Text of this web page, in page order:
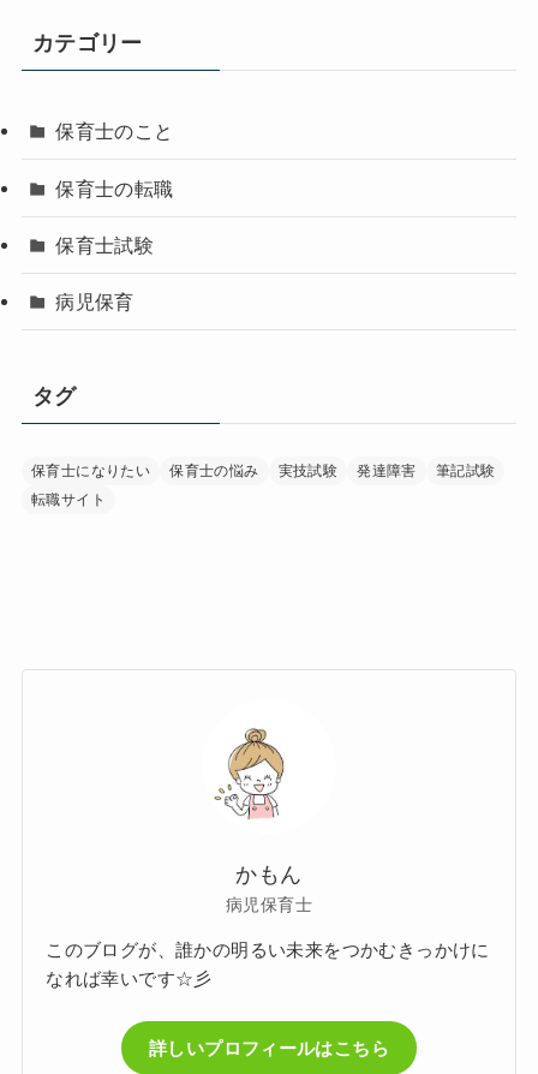
カテゴリー
保育士のこと
保育士の転職
保育士試験
病児保育
タグ
保育士になりたい 保育士の悩み 実技試験 発達障害
筆記試験
転職サイト
かもん
病児保育士
このブログが、誰かの明るい未来をつかむきっかけに
なれば幸いです☆彡
詳しいプロフィールはこちら